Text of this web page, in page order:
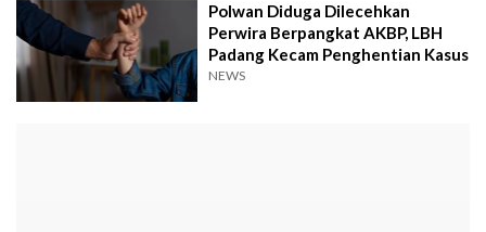
Polwan Diduga Dilecehkan
Perwira Berpangkat AKBP, LBH
Padang Kecam Penghentian Kasus
NEWS